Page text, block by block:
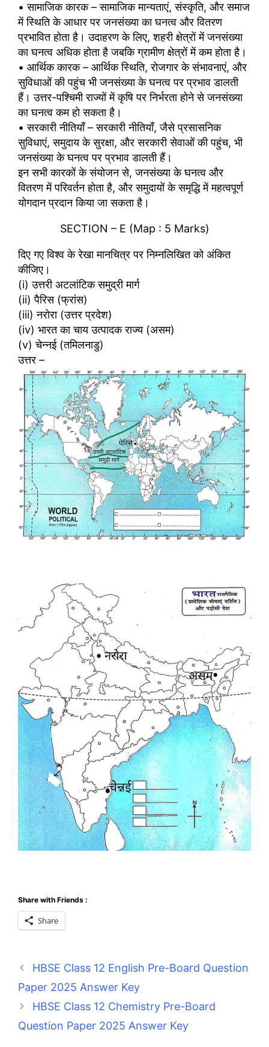
• सामाजिक कारक – सामाजिक मान्यताएं, संस्कृति, और समाज
में स्थिति के आधार पर जनसंख्या का घनत्व और वितरण
प्रभावित होता है। उदाहरण के लिए, शहरी क्षेत्रों में जनसंख्या
का घनत्व अधिक होता है जबकि ग्रामीण क्षेत्रों में कम होता है।
• आर्थिक कारक – आर्थिक स्थिति, रोजगार के संभावनाएं, और
सुविधाओं की पहुंच भी जनसंख्या के घनत्व पर प्रभाव डालती
हैं। उत्तर-पश्चिमी राज्यों में कृषि पर निर्भरता होने से जनसंख्या
का घनत्व कम हो सकता है।
• सरकारी नीतियाँ – सरकारी नीतियाँ, जैसे प्रसासनिक
सुविधाएं, समुदाय के सुरक्षा, और सरकारी सेवाओं की पहुंच, भी
जनसंख्या के घनत्व पर प्रभाव डालती हैं।
इन सभी कारकों के संयोजन से, जनसंख्या के घनत्व और
वितरण में परिवर्तन होता है, और समुदायों के समृद्धि में महत्वपूर्ण
योगदान प्रदान किया जा सकता है।
SECTION – E (Map : 5 Marks)
दिए गए विश्व के रेखा मानचित्र पर निम्नलिखित को अंकित
कीजिए।
(i) उत्तरी अटलांटिक समुद्री मार्ग
(ii) पैरिस (फ्रांस)
(iii) नरोरा (उत्तर प्रदेश)
(iv) भारत का चाय उत्पादक राज्य (असम)
(v) चेन्नई (तमिलनाडु)
उत्तर –
Share with Friends :
Share
HBSE Class 12 English Pre-Board Question
Paper 2025 Answer Key
HBSE Class 12 Chemistry Pre-Board
Question Paper 2025 Answer Key